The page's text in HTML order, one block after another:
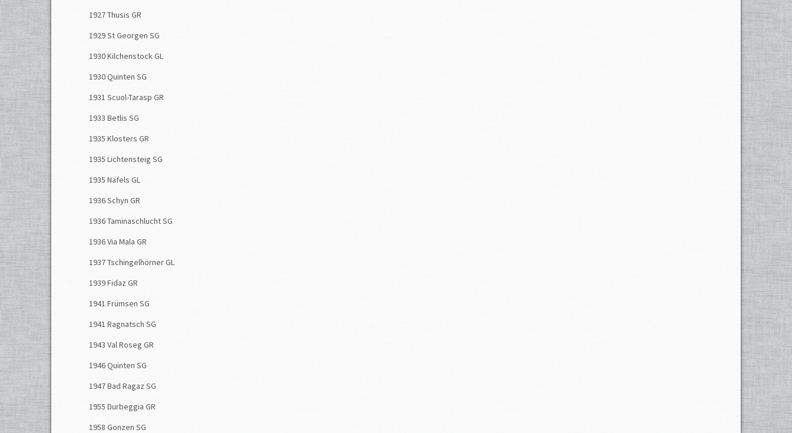
1927 Thusis GR
1929 St Georgen SG
1930 Kilchenstock GL
1930 Quinten SG
1931 Scuol-Tarasp GR
1933 Betlis SG
1935 Klosters GR
1935 Lichtensteig SG
1935 Näfels GL
1936 Schyn GR
1936 Taminaschlucht SG
1936 Via Mala GR
1937 Tschingelhörner GL
1939 Fidaz GR
1941 Frümsen SG
1941 Ragnatsch SG
1943 Val Roseg GR
1946 Quinten SG
1947 Bad Ragaz SG
1955 Durbeggia GR
1958 Gonzen SG